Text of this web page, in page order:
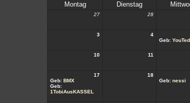
Montag Dienstag
27 28
3 4
Geb:
10 11
17
Geb: BMX
Geb:
1TobiAusKASSEL
18
Geb: nessi